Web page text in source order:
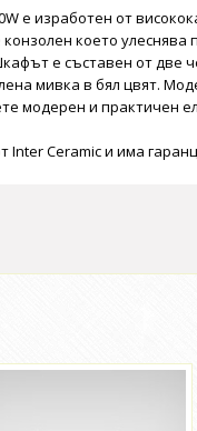
е изработен от
което
е съставен от две
мивка в бял цвят.
модерен и практичен
Ceramic и има